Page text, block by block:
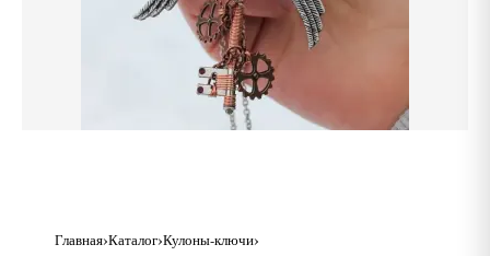
Главная Каталог Кулоны-ключи